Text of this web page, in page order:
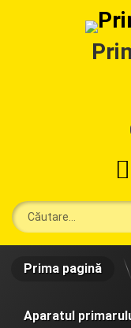
Prima pagină
Aparatul